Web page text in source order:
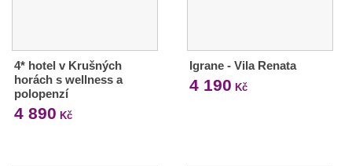
4* hotel v Krušných
horách s wellness a
polopenzí
4 890 Kč
Igrane - Vila Renata
4 190 Kč